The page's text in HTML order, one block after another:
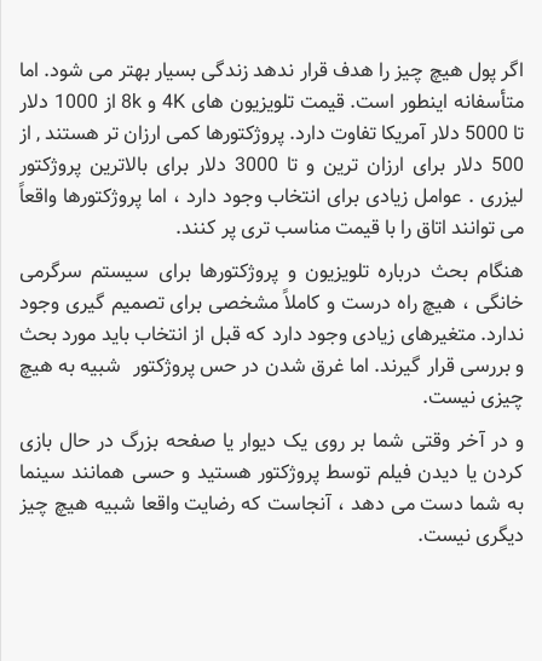
اگر پول هیچ چیز را هدف قرار ندهد زندگی بسیار بهتر می شود. اما
متأسفانه اینطور است. قیمت تلویزیون های 4K و 8k از 1000 دلار
تا 5000 دلار آمریکا تفاوت دارد. پروژکتورها کمی ارزان تر هستند , از
500 دلار برای ارزان ترین و تا 3000 دلار برای بالاترین پروژکتور
لیزری . عوامل زیادی برای انتخاب وجود دارد ، اما پروژکتورها واقعاً
می توانند اتاق را با قیمت مناسب تری پر کنند.
هنگام بحث درباره تلویزیون و پروژکتورها برای سیستم سرگرمی
خانگی ، هیچ راه درست و کاملاً مشخصی برای تصمیم گیری وجود
ندارد. متغیرهای زیادی وجود دارد که قبل از انتخاب باید مورد بحث
و بررسی قرار گیرند. اما غرق شدن در حس پروژکتور شبیه به هیچ
چیزی نیست.
و در آخر وقتی شما بر روی یک دیوار یا صفحه بزرگ در حال بازی
کردن یا دیدن فیلم توسط پروژکتور هستید و حسی همانند سینما
به شما دست می دهد ، آنجاست که رضایت واقعا شبیه هیچ چیز
دیگری نیست.